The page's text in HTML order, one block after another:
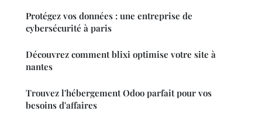
Protégez vos données : une entreprise de
cybersécurité à paris
Découvrez comment blixi optimise votre site à
nantes
Trouvez l'hébergement Odoo parfait pour vos
besoins d'affaires